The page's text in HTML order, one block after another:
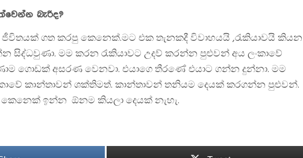
බැරිද?
ජීවිතයක් ගත කරපු කෙනෙක්.මට එක තැනකදී විවාහයයි ,රැකියාවයි කියන
සිද්ධවුණා. මම කරන රැකියාවට උදව් කරන්න පුළුවන් අය ලංකාවේ
ගොඩක් අසරණ වෙනවා. එයාගෙ තීරණේ එයාට ගන්න දුන්නා. මම
කාන්තාවන් ශක්තිමත්. කාන්තාවන් තනියම දෙයක් කරගන්න පුළුවන්.
ඉන්න ඕනම කියලා දෙයක් නැහැ.